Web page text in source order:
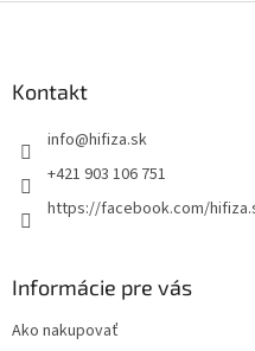
Kontakt
info@hifiza.sk
+421 903 106 751
https://facebook.com/
Informácie pre vás
Ako nakupovať